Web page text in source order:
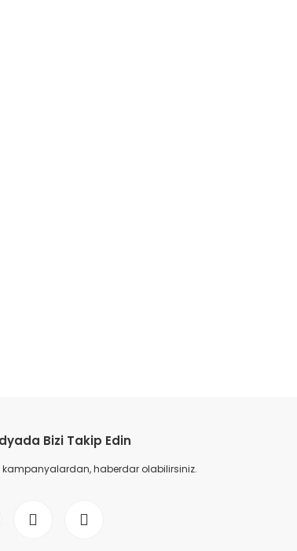
Bizi Takip Edin
kampanyalardan, haberdar olabilirsiniz.